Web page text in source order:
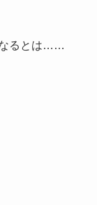
なるとは……